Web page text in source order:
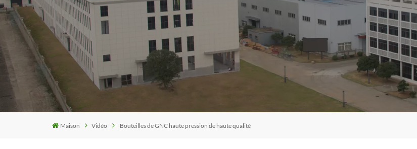
Maison Vidéo Bouteilles de GNC haute pression de haute qualité